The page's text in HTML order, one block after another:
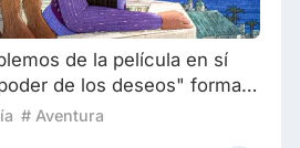
de la película en sí
de los deseos" forma
de cuentos de hadas de
# Aventura